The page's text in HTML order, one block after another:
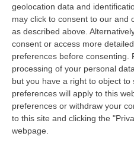
geolocation data and
may click to consent to our and
as described above.
consent or access more
preferences before consenting.
processing of your personal
but you have a right to object to
preferences will apply to this
preferences or withdraw your
to this site and clicking the
webpage.
internazionale:
falsi
Pubblicato il: 07/04/22 –